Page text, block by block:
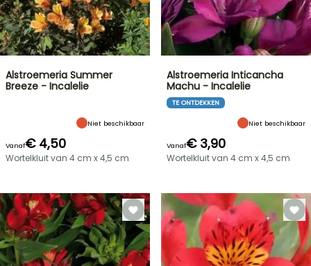
Alstroemeria Summer
Breeze - Incalelie
Niet beschikbaar
Vanaf€ 4,50
Wortelkluit van 4 cm x 4,5 cm
Alstroemeria Inticancha
Machu - Incalelie
TE ONTDEKKEN
Niet beschikbaar
Vanaf€ 3,90
Wortelkluit van 4 cm x 4,5 cm